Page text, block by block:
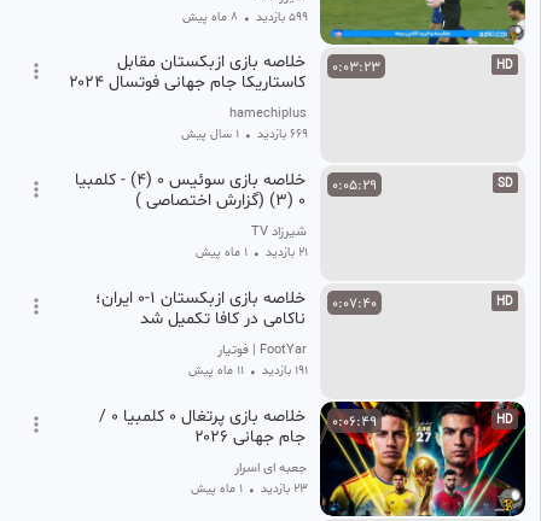
599 بازدید • 8 ماه پیش
HD
0:03:23
خلاصه بازی ازبکستان مقابل
کاستاریکا جام جهانی فوتسال ۲۰۲۴
با کیفیت عالی
hamechiplus
669 بازدید • 1 سال پیش
SD
0:05:29
خلاصه بازی سوئیس 0 (4) - کلمبیا
0 (3) (گزارش اختصاصی )
شیرزاد TV
21 بازدید • 1 ماه پیش
HD
0:07:40
خلاصه بازی ازبکستان ۱-۰ ایران؛
ناکامی در کافا تکمیل شد
FootYar | فوتیار
191 بازدید • 11 ماه پیش
HD
0:06:49
خلاصه بازی پرتغال ۰ کلمبیا ۰ /
جام جهانی ۲۰۲۶
جعبه ای اسرار
23 بازدید • 1 ماه پیش